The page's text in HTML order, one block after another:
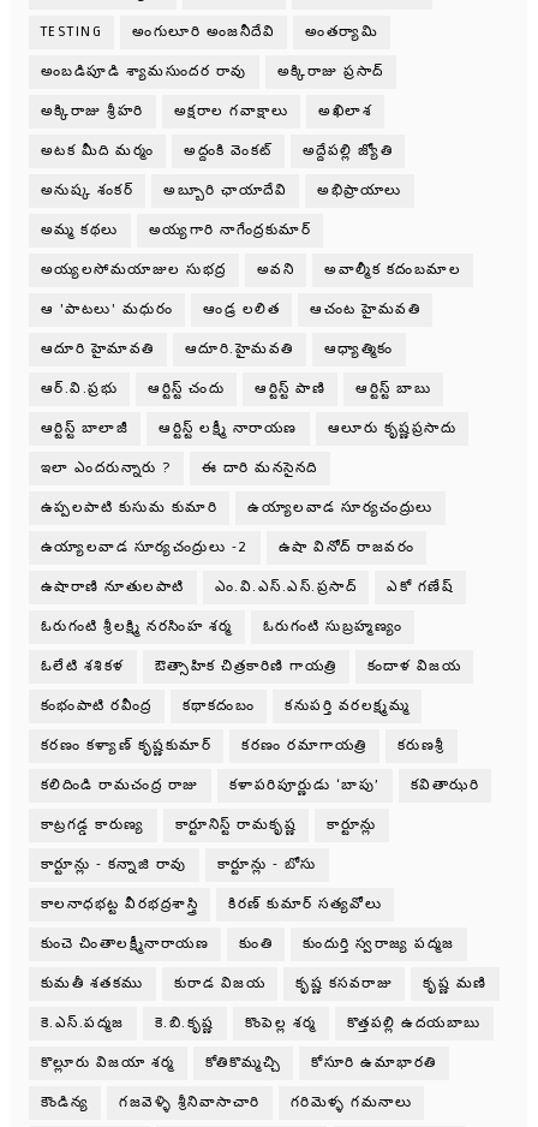
TESTING అంగులూరి అంజనీదేవి అంతర్యామి
అంబడిపూడి శ్యామసుందర రావు అక్కిరాజు ప్రసాద్
అక్కిరాజు శ్రీహరి అక్షరాల గవాక్షాలు అఖిలాశ
అటక మీది మర్మం అద్దంకి వెంకట్ అద్దేపల్లి జ్యోతి
అనుష్క శంకర్ అబ్బూరి ఛాయాదేవి అభిప్రాయాలు
అమ్మ కథలు అయ్యగారి నాగేంద్రకుమార్
అయ్యలసోమయాజుల సుభద్ర అవని అవాల్మీక కదంబమాల
ఆ 'పాటలు' మధురం ఆండ్ర లలిత ఆచంట హైమవతి
ఆదూరి హైమావతి ఆదూరి.హైమవతి ఆధ్యాత్మికం
ఆర్.వి.ప్రభు ఆర్టిస్ట్ చందు ఆర్టిస్ట్ పాణి ఆర్టిస్ట్ బాబు
ఆర్టిస్ట్ బాలాజీ ఆర్టిస్ట్ లక్ష్మీ నారాయణ ఆలూరు కృష్ణప్రసాదు
ఇలా ఎందరున్నారు ? ఈ దారి మనసైనది
ఉప్పలపాటి కుసుమ కుమారి ఉయ్యాలవాడ సూర్యచంద్రులు
ఉయ్యాలవాడ సూర్యచంద్రులు -2 ఉషా వినోద్ రాజవరం
ఉషారాణి నూతులపాటి ఎం.వి.ఎస్.ఎస్.ప్రసాద్ ఎకో గణేష్
ఓరుగంటి శ్రీలక్ష్మి నరసింహ శర్మ ఓరుగంటి సుబ్రహ్మణ్యం
ఓలేటి శశికళ ఔత్సాహిక చిత్రకారిణి గాయత్రి కందాళ విజయ
కంభంపాటి రవీంద్ర కథాకదంబం కనుపర్తి వరలక్ష్మమ్మ
కరణం కళ్యాణ్ కృష్ణకుమార్ కరణం రమాగాయత్రి కరుణశ్రీ
కలిదిండి రామచంద్ర రాజు కళాపరిపూర్ణుడు ‘బాపు’ కవితాఝరి
కాట్రగడ్డ కారుణ్య కార్టూనిస్ట్ రామకృష్ణ కార్టూన్లు
కార్టూన్లు - కన్నాజి రావు కార్టూన్లు - బోసు
కాలనాధభట్ట వీరభద్రశాస్త్రి కిరణ్ కుమార్ సత్యవోలు
కుంచె చింతాలక్ష్మీనారాయణ కుంతి కుందుర్తి స్వరాజ్య పద్మజ
కుమతీ శతకము కురాడ విజయ కృష్ణ కసవరాజు కృష్ణ మణి
కె.ఎస్.పద్మజ కె.బి.కృష్ణ కొంపెల్ల శర్మ కొత్తపల్లి ఉదయబాబు
కొల్లూరు విజయా శర్మ కోతికొమ్మచ్చి కోసూరి ఉమాభారతి
కౌండిన్య గజవెళ్ళి శ్రీనివాసాచారి గరిమెళ్ళ గమనాలు